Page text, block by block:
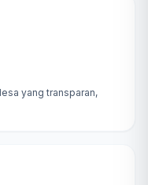
yang transparan,